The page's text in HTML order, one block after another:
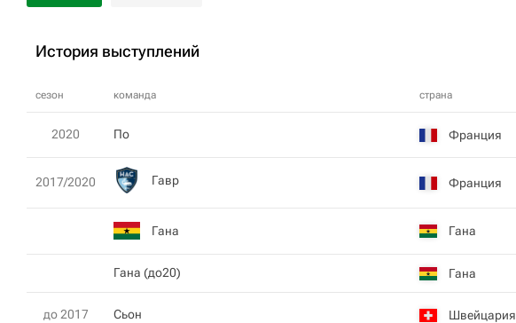
История выступлений
сезон команда страна
2020 По Франция
2017/2020 Гавр Франция
Гана Гана
Гана (до20) Гана
до 2017 Сьон Швейцария